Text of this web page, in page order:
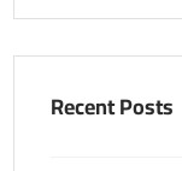
Recent Posts